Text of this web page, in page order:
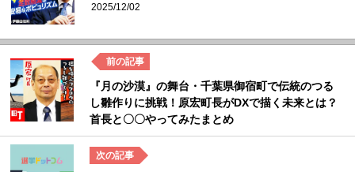
2025/12/02
『月の沙漠』の舞台・千葉県御宿町で伝統のつる
し雛作りに挑戦！原宏町長がDXで描く未来とは？
首長と〇〇やってみたまとめ